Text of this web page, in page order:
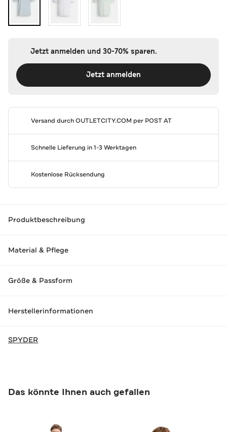
Jetzt anmelden und 30-70% sparen.
Jetzt anmelden
Versand durchOUTLETCITY.COM per POST AT
Schnelle Lieferung in 1-3 Werktagen
Kostenlose Rücksendung
Produktbeschreibung
Material & Pflege
Größe & Passform
Herstellerinformationen
SPYDER
Das könnte Ihnen auch gefallen